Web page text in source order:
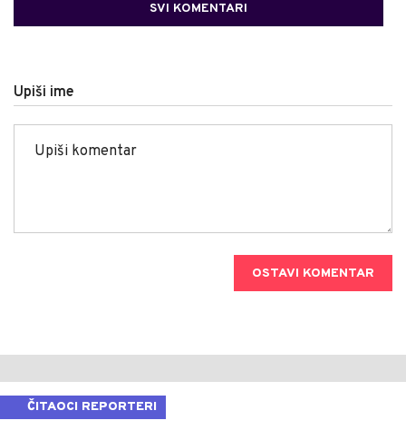
SVI KOMENTARI
Upiši ime
OSTAVI KOMENTAR
ČITAOCI REPORTERI